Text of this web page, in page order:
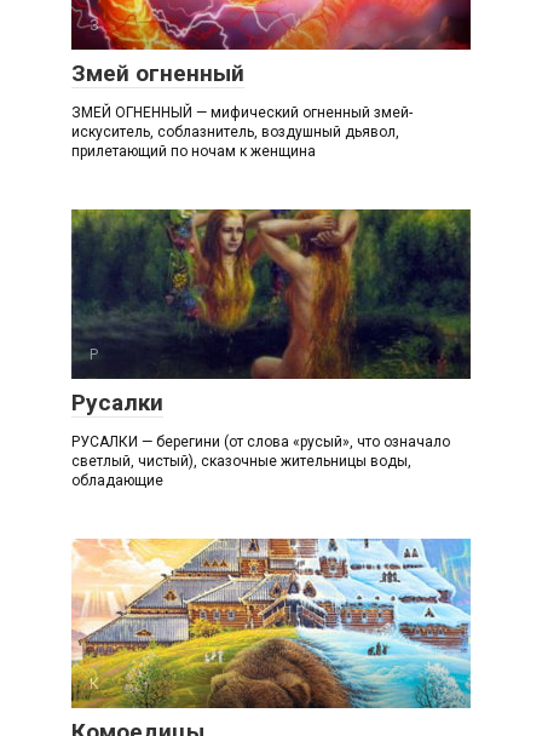
З
Змей огненный
ЗМЕЙ ОГНЕННЫЙ — мифический огненный змей-
искуситель, соблазнитель, воздушный дьявол,
прилетающий по ночам к женщина
Р
Русалки
РУСАЛКИ — берегини (от слова «русый», что означало
светлый, чистый), сказочные жительницы воды,
обладающие
К